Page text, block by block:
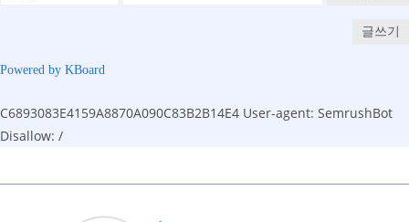
글쓰기
Powered by KBoard
C6893083E4159A8870A090C83B2B14E4 User-agent: SemrushBot
Disallow: /
to